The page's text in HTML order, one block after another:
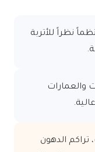
نظراً للأتربة
والعمارات
الدهون